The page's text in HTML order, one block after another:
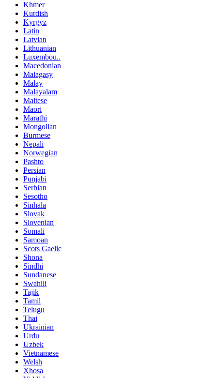
Khmer
Kurdish
Kyrgyz
Latin
Latvian
Lithuanian
Luxembou..
Macedonian
Malagasy
Malay
Malayalam
Maltese
Maori
Marathi
Mongolian
Burmese
Nepali
Norwegian
Pashto
Persian
Punjabi
Serbian
Sesotho
Sinhala
Slovak
Slovenian
Somali
Samoan
Scots Gaelic
Shona
Sindhi
Sundanese
Swahili
Tajik
Tamil
Telugu
Thai
Ukrainian
Urdu
Uzbek
Vietnamese
Welsh
Xhosa